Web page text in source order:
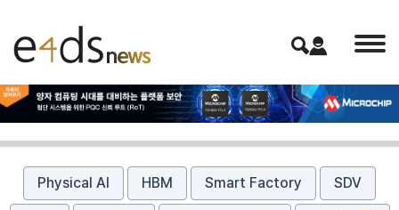
Physical AI HBM Smart Factory SDV